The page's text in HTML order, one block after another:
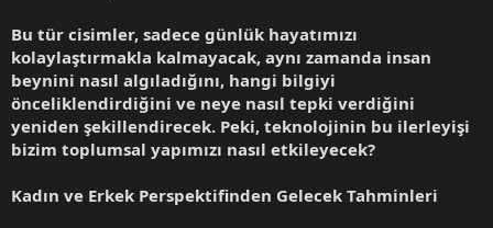
Bu tür cisimler, sadece günlük hayatımızı
kolaylaştırmakla kalmayacak, aynı zamanda insan
beynini nasıl algıladığını, hangi bilgiyi
önceliklendirdiğini ve neye nasıl tepki verdiğini
yeniden şekillendirecek. Peki, teknolojinin bu ilerleyişi
bizim toplumsal yapımızı nasıl etkileyecek?
Kadın ve Erkek Perspektifinden Gelecek Tahminleri